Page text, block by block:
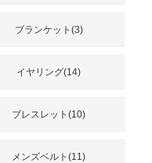
ブランケット(3)
イヤリング(14)
ブレスレット(10)
メンズベルト(11)